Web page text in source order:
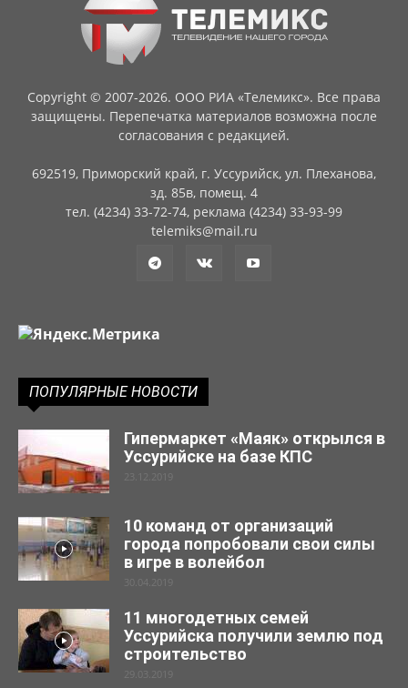
Copyright © 2007-2026. ООО РИА «Телемикс». Все права
защищены. Перепечатка материалов возможна после
согласования с редакцией.
692519, Приморский край, г. Уссурийск, ул. Плеханова,
зд. 85в, помещ. 4
тел. (4234) 33-72-74, реклама (4234) 33-93-99
telemiks@mail.ru
ПОПУЛЯРНЫЕ НОВОСТИ
Гипермаркет «Маяк» открылся в
Уссурийске на базе КПС
23.12.2019
10 команд от организаций
города попробовали свои силы
в игре в волейбол
30.04.2019
11 многодетных семей
Уссурийска получили землю под
строительство
29.03.2019